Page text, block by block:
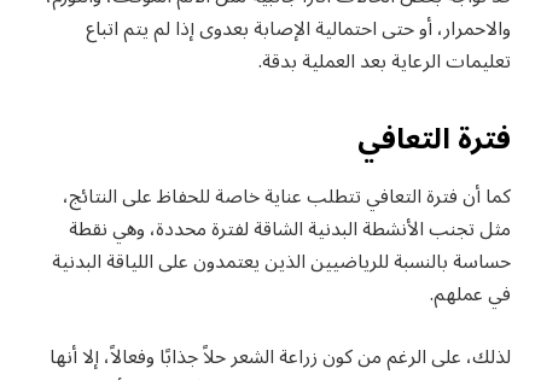
والاحمرار، أو حتى احتمالية الإصابة بعدوى إذا لم يتم اتباع
تعليمات الرعاية بعد العملية بدقة.
فترة التعافي
كما أن فترة التعافي تتطلب عناية خاصة للحفاظ على النتائج،
مثل تجنب الأنشطة البدنية الشاقة لفترة محددة، وهي نقطة
حساسة بالنسبة للرياضيين الذين يعتمدون على اللياقة البدنية
في عملهم.
لذلك، على الرغم من كون زراعة الشعر حلاً جذابًا وفعالاً، إلا أنها